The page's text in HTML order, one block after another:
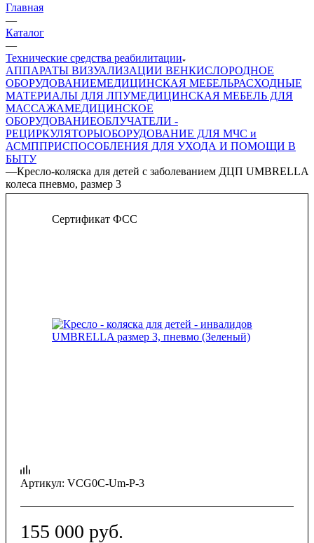
Главная
—
Каталог
—
Технические средства реабилитации
АППАРАТЫ ВИЗУАЛИЗАЦИИ ВЕНКИСЛОРОДНОЕ
ОБОРУДОВАНИЕМЕДИЦИНСКАЯ МЕБЕЛЬРАСХОДНЫЕ
МАТЕРИАЛЫ ДЛЯ ЛПУМЕДИЦИНСКАЯ МЕБЕЛЬ ДЛЯ
МАССАЖАМЕДИЦИНСКОЕ
ОБОРУДОВАНИЕОБЛУЧАТЕЛИ -
РЕЦИРКУЛЯТОРЫОБОРУДОВАНИЕ ДЛЯ МЧС и
АСМППРИСПОСОБЛЕНИЯ ДЛЯ УХОДА И ПОМОЩИ В
БЫТУ
—Кресло-коляска для детей с заболеванием ДЦП UMBRELLA
колеса пневмо, размер 3
Сертификат ФСС
Артикул: VCG0C-Um-P-3
155 000 руб.